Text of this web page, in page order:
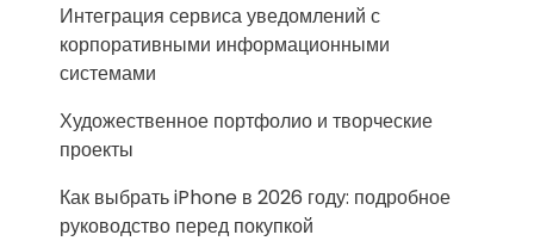
Интеграция сервиса уведомлений с
корпоративными информационными
системами
Художественное портфолио и творческие
проекты
Как выбрать iPhone в 2026 году: подробное
руководство перед покупкой